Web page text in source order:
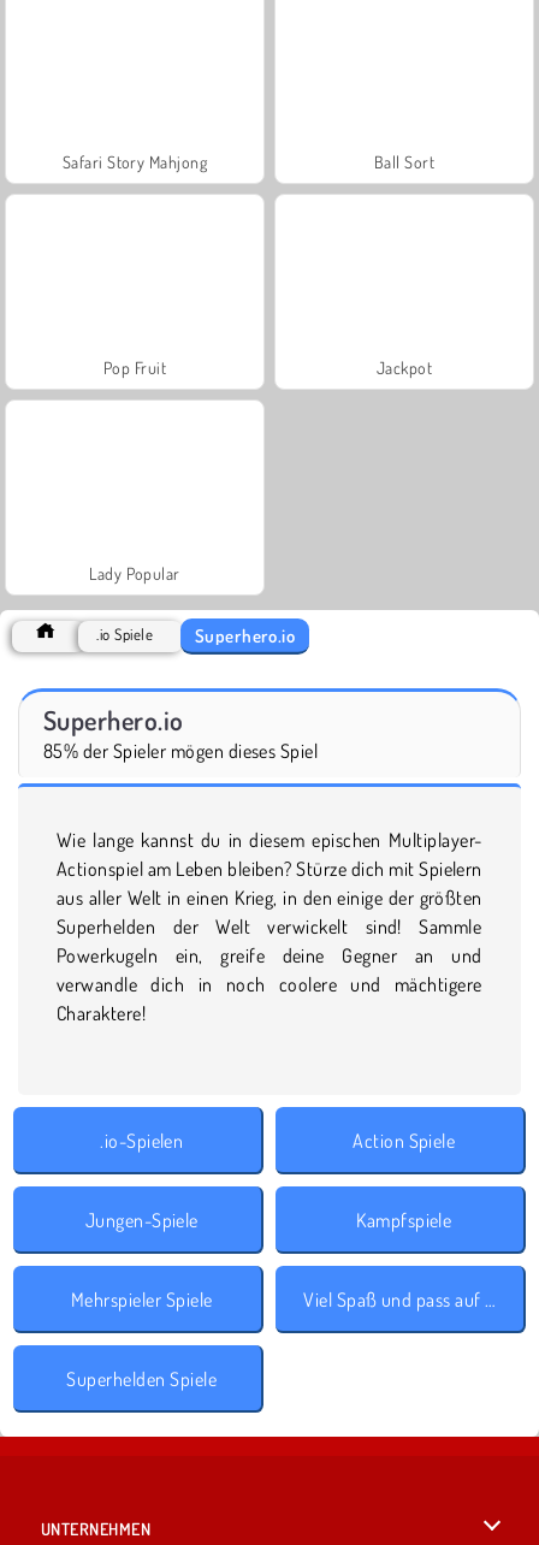
Safari Story Mahjong Ball Sort
Pop Fruit Jackpot
Lady Popular
.io Spiele Superhero.io
Superhero.io
85% der Spieler mögen dieses Spiel
Wie lange kannst du in diesem epischen Multiplayer-
Actionspiel am Leben bleiben? Stürze dich mit Spielern
aus aller Welt in einen Krieg, in den einige der größten
Superhelden der Welt verwickelt sind! Sammle
Powerkugeln ein, greife deine Gegner an und
verwandle dich in noch coolere und mächtigere
Charaktere!
.io-Spielen Action Spiele
Jungen-Spiele Kampfspiele
Mehrspieler Spiele Viel Spaß und pass auf dich auf!
Superhelden Spiele
UNTERNEHMEN